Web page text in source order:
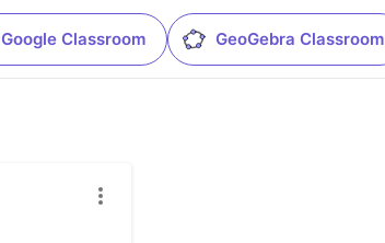
Google Classroom GeoGebra Classroom